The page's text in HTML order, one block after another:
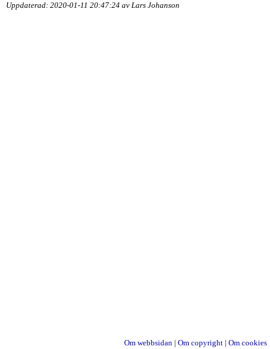
Uppdaterad: 2020-01-11 20:47:24 av Lars Johanson
Om webbsidan | Om copyright | Om cookies